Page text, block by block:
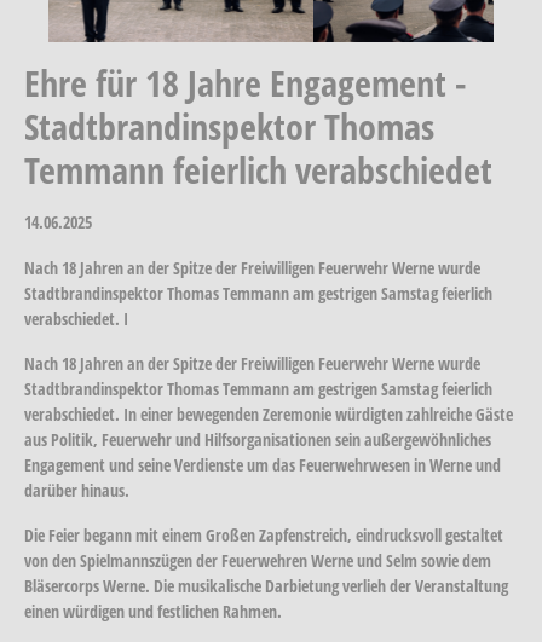
Ehre für 18 Jahre Engagement -
Stadtbrandinspektor Thomas
Temmann feierlich verabschiedet
14.06.2025
Nach 18 Jahren an der Spitze der Freiwilligen Feuerwehr Werne wurde
Stadtbrandinspektor Thomas Temmann am gestrigen Samstag feierlich
verabschiedet. I
Nach 18 Jahren an der Spitze der Freiwilligen Feuerwehr Werne wurde
Stadtbrandinspektor Thomas Temmann am gestrigen Samstag feierlich
verabschiedet. In einer bewegenden Zeremonie würdigten zahlreiche Gäste
aus Politik, Feuerwehr und Hilfsorganisationen sein außergewöhnliches
Engagement und seine Verdienste um das Feuerwehrwesen in Werne und
darüber hinaus.
Die Feier begann mit einem Großen Zapfenstreich, eindrucksvoll gestaltet
von den Spielmannszügen der Feuerwehren Werne und Selm sowie dem
Bläsercorps Werne. Die musikalische Darbietung verlieh der Veranstaltung
einen würdigen und festlichen Rahmen.